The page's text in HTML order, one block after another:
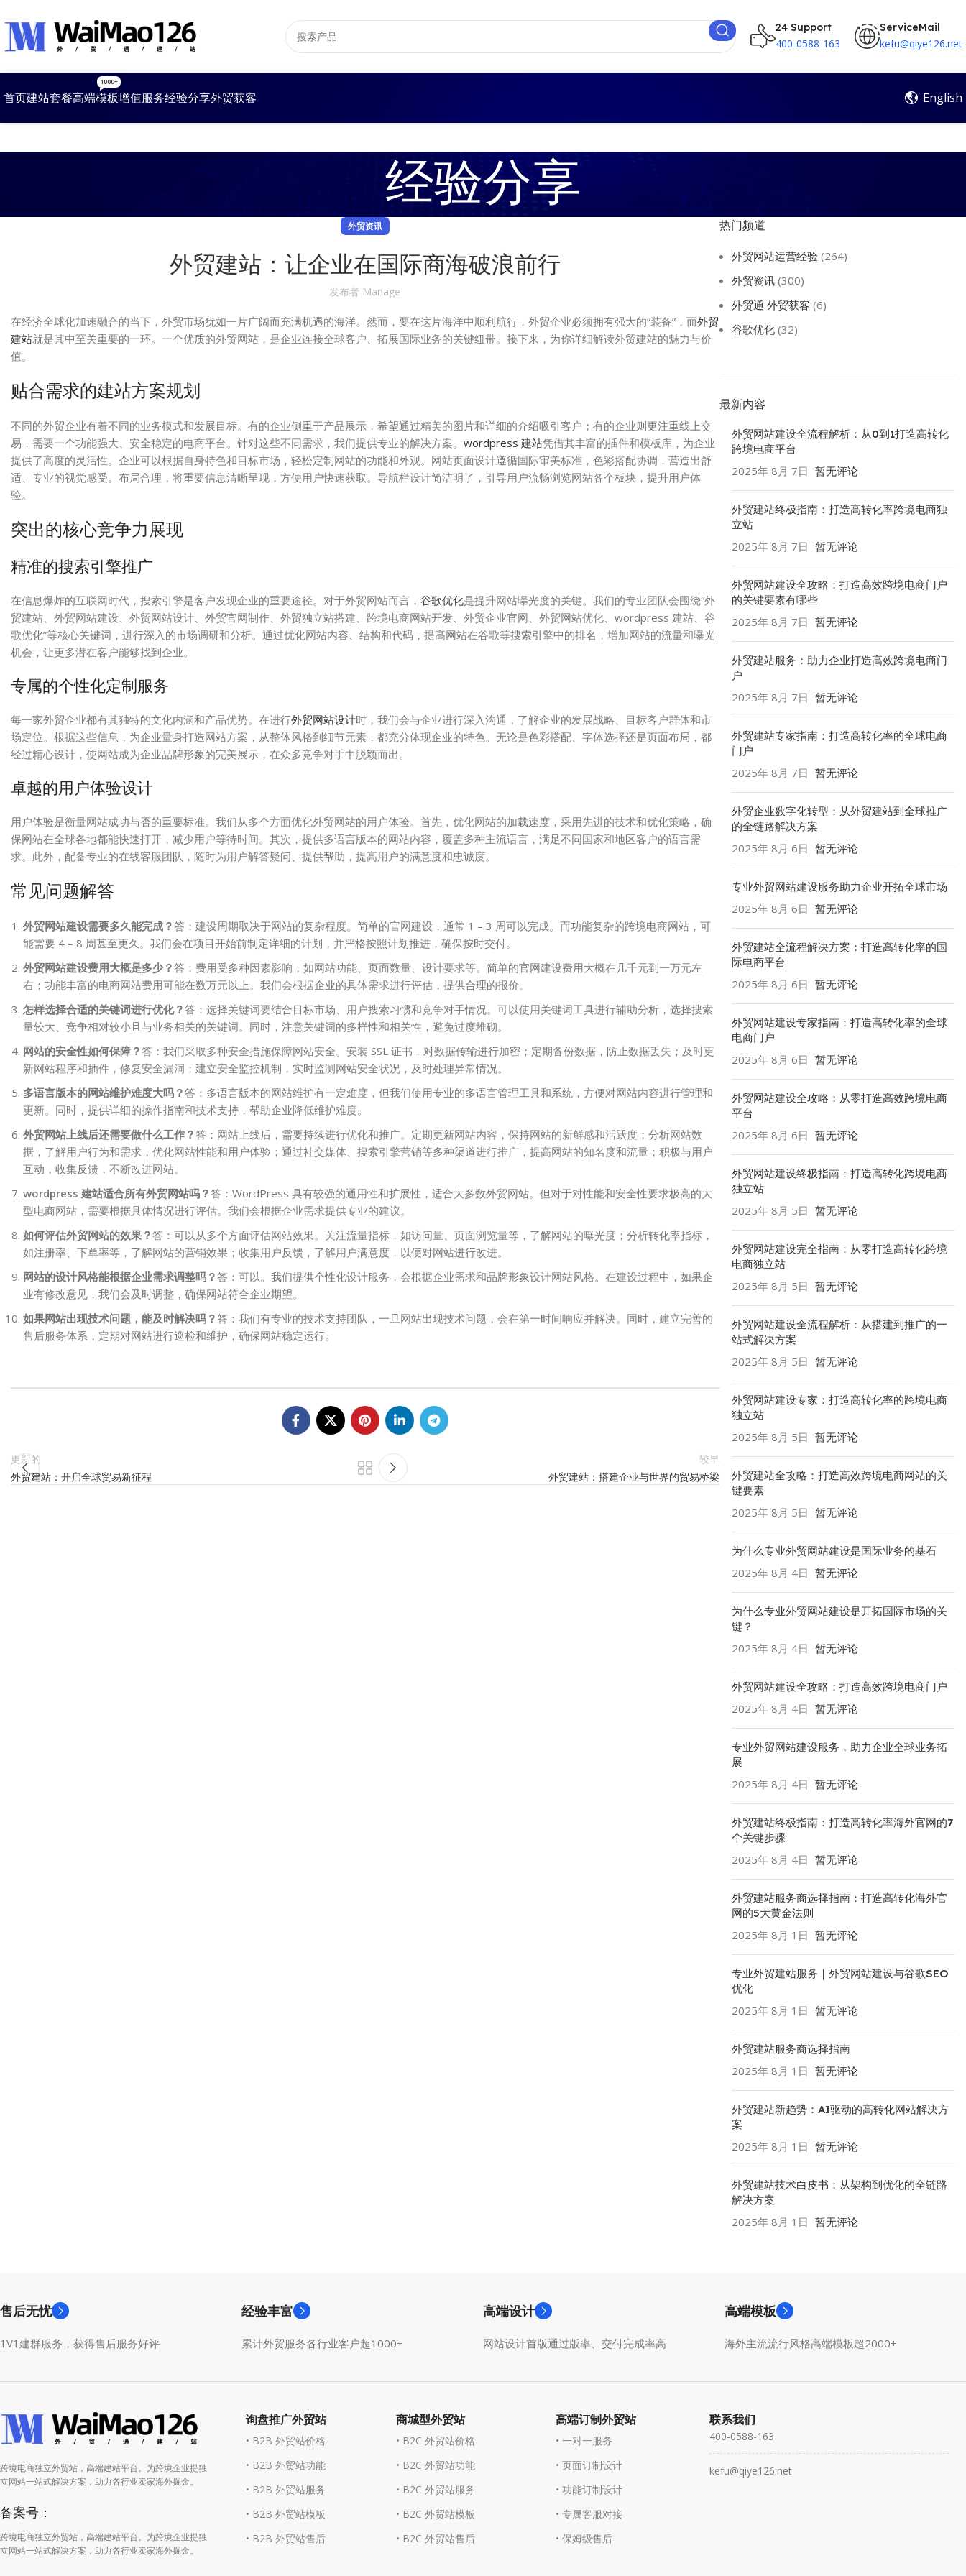
24 Support
400-0588-163
ServiceMail
kefu@qiye126.net
首页建站套餐高端模板
1000+
增值服务经验分享外贸获客 English
经验分享
外贸资讯
外贸建站：让企业在国际商海破浪前行
发布者 Manage
在经济全球化加速融合的当下，外贸市场犹如一片广阔而充满机遇的海洋。然而，要在这片海洋中顺利航行，外贸企业必须拥有强大的“装备”，而外贸
建站就是其中至关重要的一环。一个优质的外贸网站，是企业连接全球客户、拓展国际业务的关键纽带。接下来，为你详细解读外贸建站的魅力与价
值。
贴合需求的建站方案规划
不同的外贸企业有着不同的业务模式和发展目标。有的企业侧重于产品展示，希望通过精美的图片和详细的介绍吸引客户；有的企业则更注重线上交
易，需要一个功能强大、安全稳定的电商平台。针对这些不同需求，我们提供专业的解决方案。 wordpress 建站凭借其丰富的插件和模板库，为企业
提供了高度的灵活性。企业可以根据自身特色和目标市场，轻松定制网站的功能和外观。网站页面设计遵循国际审美标准，色彩搭配协调，营造出舒
适、专业的视觉感受。布局合理，将重要信息清晰呈现，方便用户快速获取。导航栏设计简洁明了，引导用户流畅浏览网站各个板块，提升用户体
验。
突出的核心竞争力展现
精准的搜索引擎推广
在信息爆炸的互联网时代，搜索引擎是客户发现企业的重要途径。对于外贸网站而言， 谷歌优化是提升网站曝光度的关键。我们的专业团队会围绕“外
贸建站、外贸网站建设、外贸网站设计、外贸官网制作、外贸独立站搭建、跨境电商网站开发、外贸企业官网、外贸网站优化、wordpress 建站、谷
歌优化”等核心关键词，进行深入的市场调研和分析。通过优化网站内容、结构和代码，提高网站在谷歌等搜索引擎中的排名，增加网站的流量和曝光
机会，让更多潜在客户能够找到企业。
专属的个性化定制服务
每一家外贸企业都有其独特的文化内涵和产品优势。在进行外贸网站设计时，我们会与企业进行深入沟通，了解企业的发展战略、目标客户群体和市
场定位。根据这些信息，为企业量身打造网站方案，从整体风格到细节元素，都充分体现企业的特色。无论是色彩搭配、字体选择还是页面布局，都
经过精心设计，使网站成为企业品牌形象的完美展示，在众多竞争对手中脱颖而出。
卓越的用户体验设计
用户体验是衡量网站成功与否的重要标准。我们从多个方面优化外贸网站的用户体验。首先，优化网站的加载速度，采用先进的技术和优化策略，确
保网站在全球各地都能快速打开，减少用户等待时间。其次，提供多语言版本的网站内容，覆盖多种主流语言，满足不同国家和地区客户的语言需
求。此外，配备专业的在线客服团队，随时为用户解答疑问、提供帮助，提高用户的满意度和忠诚度。
常见问题解答
外贸网站建设需要多久能完成？答：建设周期取决于网站的复杂程度。简单的官网建设，通常 1 – 3 周可以完成。而功能复杂的跨境电商网站，可
能需要 4 – 8 周甚至更久。我们会在项目开始前制定详细的计划，并严格按照计划推进，确保按时交付。
外贸网站建设费用大概是多少？答：费用受多种因素影响，如网站功能、页面数量、设计要求等。简单的官网建设费用大概在几千元到一万元左
右；功能丰富的电商网站费用可能在数万元以上。我们会根据企业的具体需求进行评估，提供合理的报价。
怎样选择合适的关键词进行优化？答：选择关键词要结合目标市场、用户搜索习惯和竞争对手情况。可以使用关键词工具进行辅助分析，选择搜索
量较大、竞争相对较小且与业务相关的关键词。同时，注意关键词的多样性和相关性，避免过度堆砌。
网站的安全性如何保障？答：我们采取多种安全措施保障网站安全。安装 SSL 证书，对数据传输进行加密；定期备份数据，防止数据丢失；及时更
新网站程序和插件，修复安全漏洞；建立安全监控机制，实时监测网站安全状况，及时处理异常情况。
多语言版本的网站维护难度大吗？答：多语言版本的网站维护有一定难度，但我们使用专业的多语言管理工具和系统，方便对网站内容进行管理和
更新。同时，提供详细的操作指南和技术支持，帮助企业降低维护难度。
外贸网站上线后还需要做什么工作？答：网站上线后，需要持续进行优化和推广。定期更新网站内容，保持网站的新鲜感和活跃度；分析网站数
据，了解用户行为和需求，优化网站性能和用户体验；通过社交媒体、搜索引擎营销等多种渠道进行推广，提高网站的知名度和流量；积极与用户
互动，收集反馈，不断改进网站。
wordpress 建站适合所有外贸网站吗？答：WordPress 具有较强的通用性和扩展性，适合大多数外贸网站。但对于对性能和安全性要求极高的大
型电商网站，需要根据具体情况进行评估。我们会根据企业需求提供专业的建议。
如何评估外贸网站的效果？答：可以从多个方面评估网站效果。关注流量指标，如访问量、页面浏览量等，了解网站的曝光度；分析转化率指标，
如注册率、下单率等，了解网站的营销效果；收集用户反馈，了解用户满意度，以便对网站进行改进。
网站的设计风格能根据企业需求调整吗？答：可以。我们提供个性化设计服务，会根据企业需求和品牌形象设计网站风格。在建设过程中，如果企
业有修改意见，我们会及时调整，确保网站符合企业期望。
如果网站出现技术问题，能及时解决吗？答：我们有专业的技术支持团队，一旦网站出现技术问题，会在第一时间响应并解决。同时，建立完善的
售后服务体系，定期对网站进行巡检和维护，确保网站稳定运行。
更新的
外贸建站：开启全球贸易新征程
较早
外贸建站：搭建企业与世界的贸易桥梁
热门频道
外贸网站运营经验(264)
外贸资讯(300)
外贸通 外贸获客 (6)
谷歌优化(32)
最新内容
外贸网站建设全流程解析：从0到1打造高转化
跨境电商平台
2025年 8月 7日 暂无评论
外贸建站终极指南：打造高转化率跨境电商独
立站
2025年 8月 7日 暂无评论
外贸网站建设全攻略：打造高效跨境电商门户
的关键要素有哪些
2025年 8月 7日 暂无评论
外贸建站服务：助力企业打造高效跨境电商门
户
2025年 8月 7日 暂无评论
外贸建站专家指南：打造高转化率的全球电商
门户
2025年 8月 7日 暂无评论
外贸企业数字化转型：从外贸建站到全球推广
的全链路解决方案
2025年 8月 6日 暂无评论
专业外贸网站建设服务助力企业开拓全球市场
2025年 8月 6日 暂无评论
外贸建站全流程解决方案：打造高转化率的国
际电商平台
2025年 8月 6日 暂无评论
外贸网站建设专家指南：打造高转化率的全球
电商门户
2025年 8月 6日 暂无评论
外贸网站建设全攻略：从零打造高效跨境电商
平台
2025年 8月 6日 暂无评论
外贸网站建设终极指南：打造高转化跨境电商
独立站
2025年 8月 5日 暂无评论
外贸网站建设完全指南：从零打造高转化跨境
电商独立站
2025年 8月 5日 暂无评论
外贸网站建设全流程解析：从搭建到推广的一
站式解决方案
2025年 8月 5日 暂无评论
外贸网站建设专家：打造高转化率的跨境电商
独立站
2025年 8月 5日 暂无评论
外贸建站全攻略：打造高效跨境电商网站的关
键要素
2025年 8月 5日 暂无评论
为什么专业外贸网站建设是国际业务的基石
2025年 8月 4日 暂无评论
为什么专业外贸网站建设是开拓国际市场的关
键？
2025年 8月 4日 暂无评论
外贸网站建设全攻略：打造高效跨境电商门户
2025年 8月 4日 暂无评论
专业外贸网站建设服务，助力企业全球业务拓
展
2025年 8月 4日 暂无评论
外贸建站终极指南：打造高转化率海外官网的7
个关键步骤
2025年 8月 4日 暂无评论
外贸建站服务商选择指南：打造高转化海外官
网的5大黄金法则
2025年 8月 1日 暂无评论
专业外贸建站服务｜外贸网站建设与谷歌SEO
优化
2025年 8月 1日 暂无评论
外贸建站服务商选择指南
2025年 8月 1日 暂无评论
外贸建站新趋势：AI驱动的高转化网站解决方
案
2025年 8月 1日 暂无评论
外贸建站技术白皮书：从架构到优化的全链路
解决方案
2025年 8月 1日 暂无评论
售后无忧
1V1建群服务，获得售后服务好评
经验丰富
累计外贸服务各行业客户超1000+
高端设计
网站设计首版通过版率、交付完成率高
高端模板
海外主流流行风格高端模板超2000+
跨境电商独立外贸站，高端建站平台。为跨境企业提独
立网站一站式解决方案，助力各行业卖家海外掘金。
备案号：
跨境电商独立外贸站，高端建站平台。为跨境企业提独
立网站一站式解决方案，助力各行业卖家海外掘金。
询盘推广外贸站
• B2B 外贸站价格
• B2B 外贸站功能
• B2B 外贸站服务
• B2B 外贸站模板
• B2B 外贸站售后
商城型外贸站
• B2C 外贸站价格
• B2C 外贸站功能
• B2C 外贸站服务
• B2C 外贸站模板
• B2C 外贸站售后
高端订制外贸站
• 一对一服务
• 页面订制设计
• 功能订制设计
• 专属客服对接
• 保姆级售后
联系我们
400-0588-163
kefu@qiye126.net